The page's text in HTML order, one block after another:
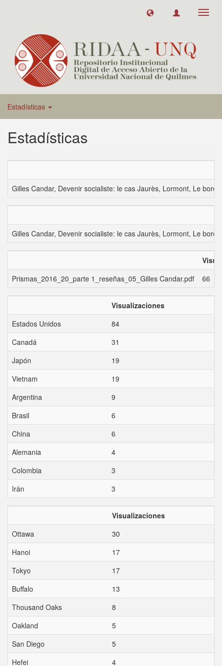
Estadísticas
Estadísticas
Gilles Candar, Devenir socialiste: le cas Jaurès, Lormont, Le bord
Gilles Candar, Devenir socialiste: le cas Jaurès, Lormont, Le bord
Prismas_2016_20_parte 1_reseñas_05_Gilles Candar.pdf
66
Visualizaciones
Estados Unidos
84
Canadá
31
Japón
19
Vietnam
19
Argentina
9
Brasil
6
China
6
Alemania
4
Colombia
3
Irán
3
Visualizaciones
Ottawa
30
Hanoi
17
Tokyo
17
Buffalo
13
Thousand Oaks
8
Oakland
5
San Diego
5
Hefei
4